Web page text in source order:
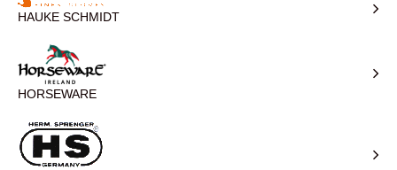
HAUKE SCHMIDT
HORSEWARE